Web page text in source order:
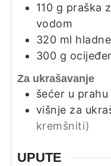
110 g praška
vodom
320 ml
300 g
Za ukrašavanje
šećer u prahu
višnje za
kremšniti)
UPUTE